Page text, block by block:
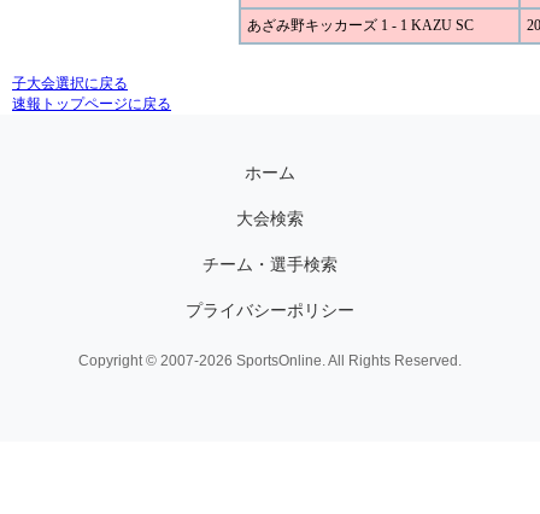
あざみ野キッカーズ 1 - 1 KAZU SC
子大会選択に戻る
速報トップページに戻る
ホーム
大会検索
チーム・選手検索
プライバシーポリシー
Copyright © 2007-2026 SportsOnline. All Rights Reserved.